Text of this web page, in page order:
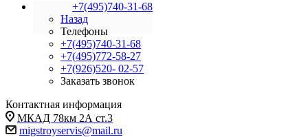
+7(495)740-31-68
Назад
Телефоны
+7(495)740-31-68
+7(495)772-58-27
+7(926)520- 02-57
Заказать звонок
Контактная информация
МКАД 78км 2А ст.3
migstroyservis@mail.ru